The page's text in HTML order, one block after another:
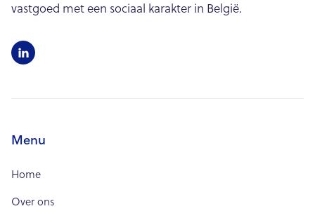
vastgoed met een sociaal karakter in België.

Menu
Home
Over ons